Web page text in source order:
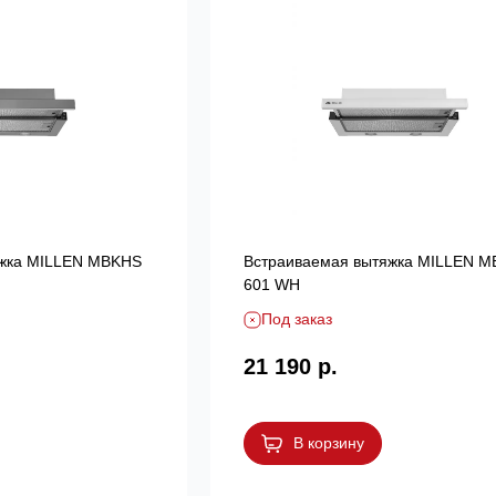
MILLEN MBKHS
Встраиваемая вытяжка MILLEN
601 WH
Под заказ
21 190 р.
В корзину